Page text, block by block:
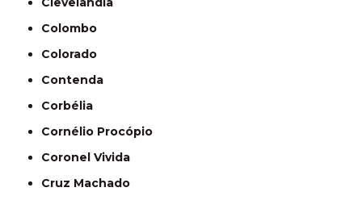
Colombo
Colorado
Contenda
Corbélia
Cornélio Procópio
Coronel Vivida
Cruz Machado